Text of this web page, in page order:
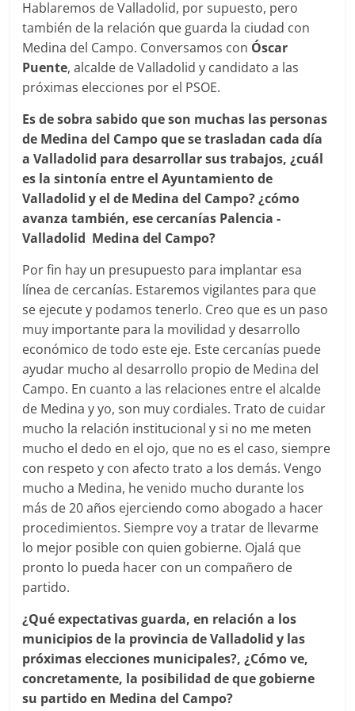
Hablaremos de Valladolid, por supuesto, pero
también de la relación que guarda la ciudad con
Medina del Campo. Conversamos con Óscar
Puente, alcalde de Valladolid y candidato a las
próximas elecciones por el PSOE.
Es de sobra sabido que son muchas las personas
de Medina del Campo que se trasladan cada día
a Valladolid para desarrollar sus trabajos, ¿cuál
es la sintonía entre el Ayuntamiento de
Valladolid y el de Medina del Campo? ¿cómo
avanza también, ese cercanías Palencia ­
Valladolid ­ Medina del Campo?
Por fin hay un presupuesto para implantar esa
línea de cercanías. Estaremos vigilantes para que
se ejecute y podamos tenerlo. Creo que es un paso
muy importante para la movilidad y desarrollo
económico de todo este eje. Este cercanías puede
ayudar mucho al desarrollo propio de Medina del
Campo. En cuanto a las relaciones entre el alcalde
de Medina y yo, son muy cordiales. Trato de cuidar
mucho la relación institucional y si no me meten
mucho el dedo en el ojo, que no es el caso, siempre
con respeto y con afecto trato a los demás. Vengo
mucho a Medina, he venido mucho durante los
más de 20 años ejerciendo como abogado a hacer
procedimientos. Siempre voy a tratar de llevarme
lo mejor posible con quien gobierne. Ojalá que
pronto lo pueda hacer con un compañero de
partido.
¿Qué expectativas guarda, en relación a los
municipios de la provincia de Valladolid y las
próximas elecciones municipales?, ¿Cómo ve,
concretamente, la posibilidad de que gobierne
su partido en Medina del Campo?